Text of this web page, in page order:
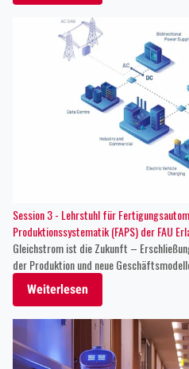
Session 3 - Lehrstuhl für
Produktionssystematik (FAPS) der FAU
Gleichstrom ist die Zukunft –
der Produktion und neue
Weiterlesen